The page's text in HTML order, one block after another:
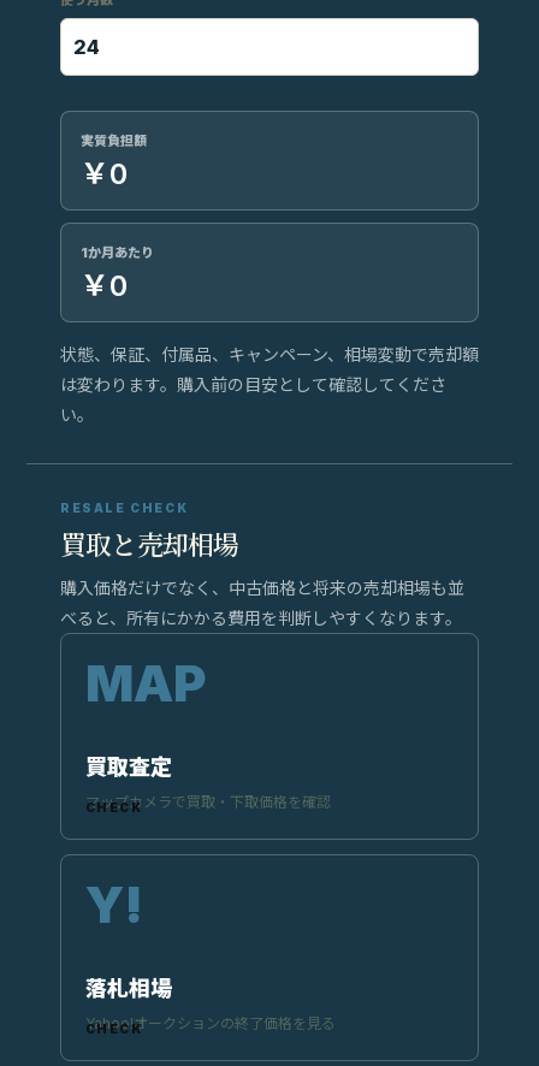
実質負担額
￥0
1か月あたり
￥0
状態、保証、付属品、キャンペーン、相場変動で売却額
は変わります。購入前の目安として確認してくださ
い。
RESALE CHECK
買取と売却相場
購入価格だけでなく、中古価格と将来の売却相場も並
べると、所有にかかる費用を判断しやすくなります。
買取査定
マップカメラで買取・下取価格を確認
落札相場
Yahoo!オークションの終了価格を見る